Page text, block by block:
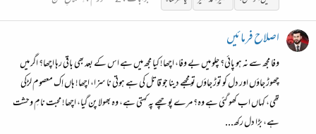
اصلاح فرمائیں
وفا مجھ سے نہ ہو پائی؟ چلو میں بے وفا، اچھا! کیا مجھ میں ہے اس کے بعد بھی باقی رہا اچھا؟ اگر میں
چھوڑ جاؤں اور دل کو توڑ جاؤں تو مجھے دینا جو قاتل کی ہے ہوتی نا سزا، اچھا! ہاں اِک معصوم لڑکی
تھی، کہاں اب کھو گئی ہے وہ؟ مرے پوچھے پہ کہتی ہے، وہ بھولا پن گیا، اچھا! محبت نامِ وحشت
ہے، بڑا دل رکھ...